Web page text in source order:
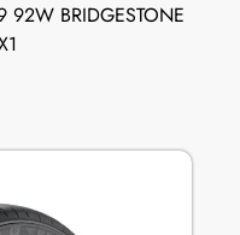
BRIDGESTONE